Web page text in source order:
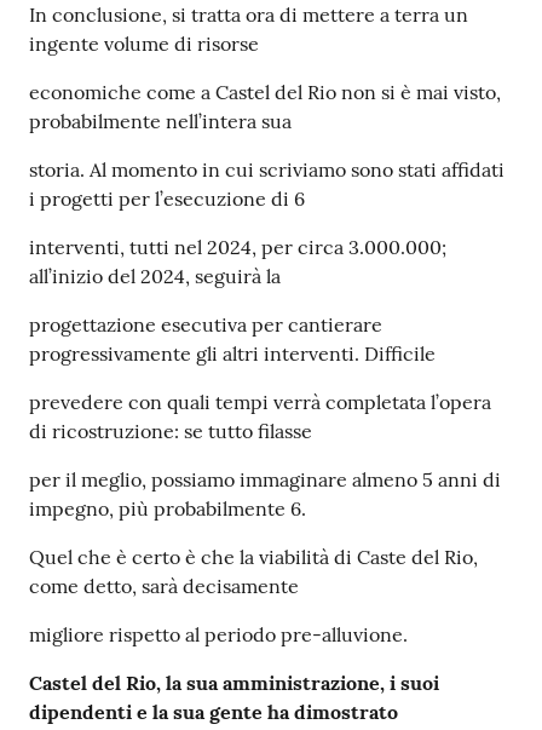
In conclusione, si tratta ora di mettere a terra un
ingente volume di risorse
economiche come a Castel del Rio non si è mai visto,
probabilmente nell’intera sua
storia. Al momento in cui scriviamo sono stati affidati
i progetti per l’esecuzione di 6
interventi, tutti nel 2024, per circa 3.000.000;
all’inizio del 2024, seguirà la
progettazione esecutiva per cantierare
progressivamente gli altri interventi. Difficile
prevedere con quali tempi verrà completata l’opera
di ricostruzione: se tutto filasse
per il meglio, possiamo immaginare almeno 5 anni di
impegno, più probabilmente 6.
Quel che è certo è che la viabilità di Caste del Rio,
come detto, sarà decisamente
migliore rispetto al periodo pre-alluvione.
Castel del Rio, la sua amministrazione, i suoi
dipendenti e la sua gente ha dimostrato